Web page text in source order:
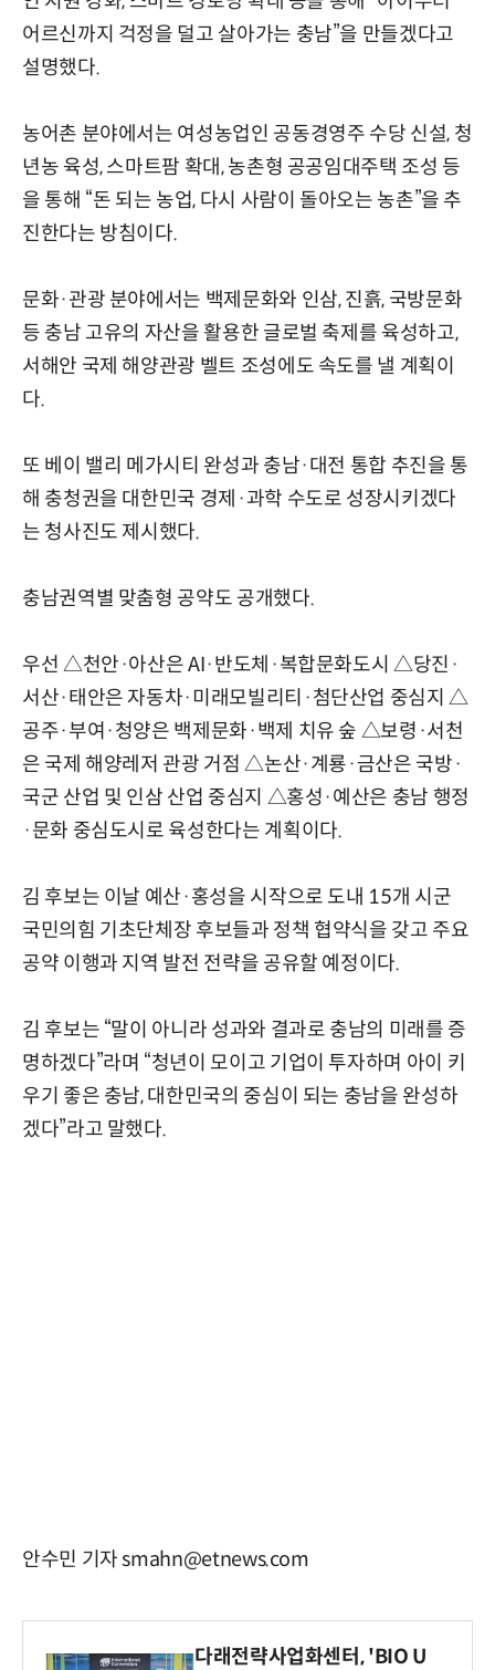
어르신까지 걱정을 덜고 살아가는 충남”을 만들겠다고
설명했다.
농어촌 분야에서는 여성농업인 공동경영주 수당 신설, 청
년농 육성, 스마트팜 확대, 농촌형 공공임대주택 조성 등
을 통해 “돈 되는 농업, 다시 사람이 돌아오는 농촌”을 추
진한다는 방침이다.
문화·관광 분야에서는 백제문화와 인삼, 진흙, 국방문화
등 충남 고유의 자산을 활용한 글로벌 축제를 육성하고,
서해안 국제 해양관광 벨트 조성에도 속도를 낼 계획이
다.
또 베이 밸리 메가시티 완성과 충남·대전 통합 추진을 통
해 충청권을 대한민국 경제·과학 수도로 성장시키겠다
는 청사진도 제시했다.
충남권역별 맞춤형 공약도 공개했다.
우선 △천안·아산은 AI·반도체·복합문화도시 △당진·
서산·태안은 자동차·미래모빌리티·첨단산업 중심지 △
공주·부여·청양은 백제문화·백제 치유 숲 △보령·서천
은 국제 해양레저 관광 거점 △논산·계룡·금산은 국방·
국군 산업 및 인삼 산업 중심지 △홍성·예산은 충남 행정
·문화 중심도시로 육성한다는 계획이다.
김 후보는 이날 예산·홍성을 시작으로 도내 15개 시군
국민의힘 기초단체장 후보들과 정책 협약식을 갖고 주요
공약 이행과 지역 발전 전략을 공유할 예정이다.
김 후보는 “말이 아니라 성과와 결과로 충남의 미래를 증
명하겠다”라며 “청년이 모이고 기업이 투자하며 아이 키
우기 좋은 충남, 대한민국의 중심이 되는 충남을 완성하
겠다”라고 말했다.
안수민 기자 smahn@etnews.com
다래전략사업화센터, 'BIO U